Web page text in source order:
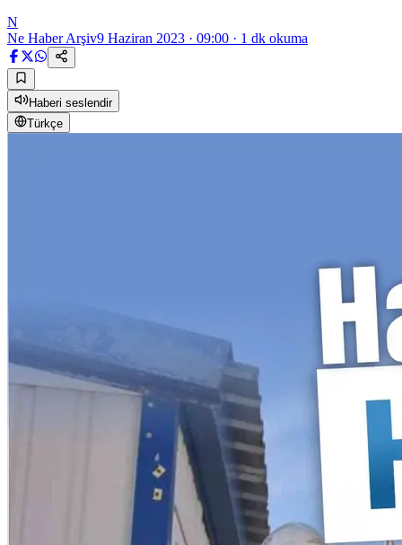
N
Ne Haber Arşiv9 Haziran 2023 · 09:00 · 1 dk okuma
Haberi seslendir
Türkçe